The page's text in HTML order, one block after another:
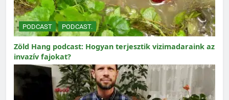
PODCAST PODCAST.
Zöld Hang podcast: Hogyan terjesztik vizimadaraink az
invazív fajokat?